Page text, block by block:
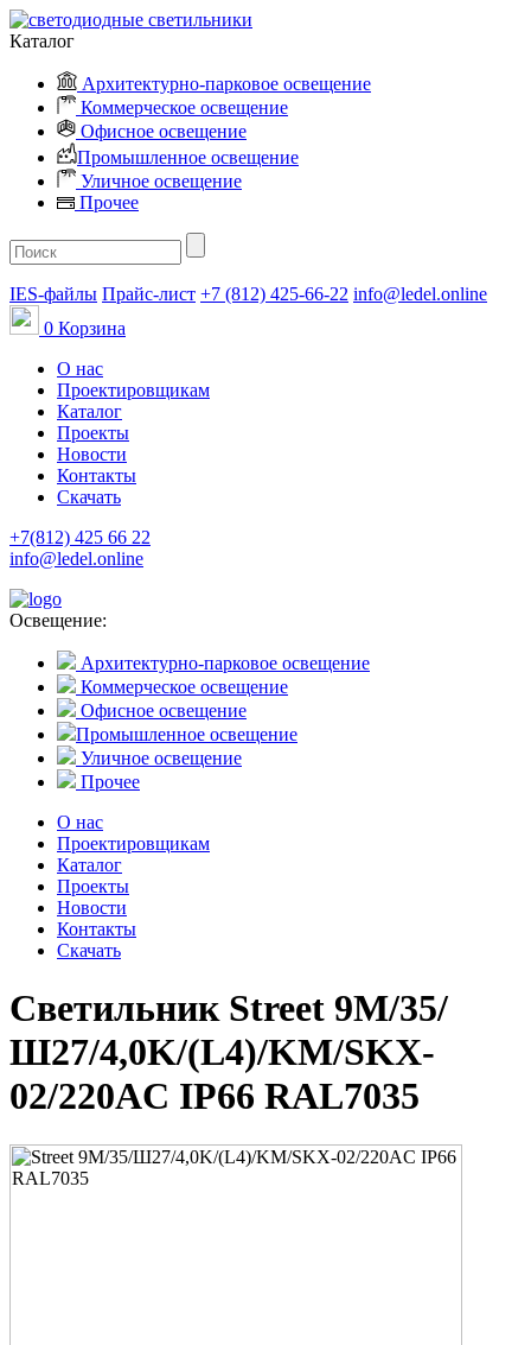
Каталог
Архитектурно-парковое освещение
Коммерческое освещение
Офисное освещение
Промышленное освещение
Уличное освещение
Прочее
IES-файлы Прайс-лист +7 (812) 425-66-22 info@ledel.online
0 Корзина
О нас
Проектировщикам
Каталог
Проекты
Новости
Контакты
Скачать
+7(812) 425 66 22
info@ledel.online
Освещение:
Архитектурно-парковое освещение
Коммерческое освещение
Офисное освещение
Промышленное освещение
Уличное освещение
Прочее
О нас
Проектировщикам
Каталог
Проекты
Новости
Контакты
Скачать
Светильник Street 9M/35/
Ш27/4,0K/(L4)/KM/SKX-
02/220AC IP66 RAL7035